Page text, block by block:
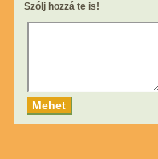
Szólj hozzá te is!